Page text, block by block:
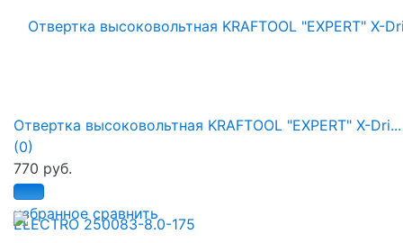
избранное сравнить
Отвертка высоковольтная KRAFTOOL "EXPERT" X-Dri...
(0)
770 руб.